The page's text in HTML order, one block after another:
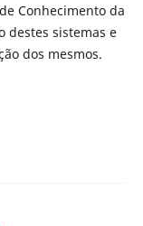
Conhecimento da
destes sistemas e
dos mesmos.